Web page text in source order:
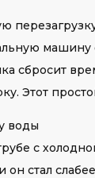
машину
сбросит
Этот
воды
с
он стал